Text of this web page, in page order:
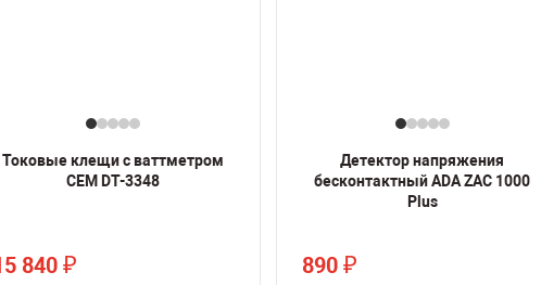
Токовые клещи с ваттметром
CEM DT-3348
840 ₽
Детектор напряжения
бесконтактный ADA ZAC 1000
Plus
890 ₽